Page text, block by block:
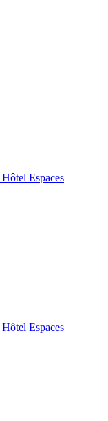
Hôtel Espaces
Hôtel Espaces